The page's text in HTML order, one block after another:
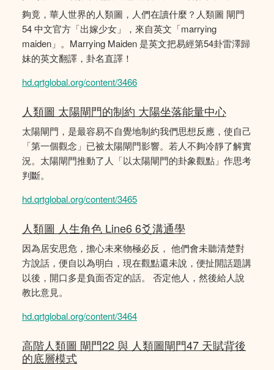
夠竟，華人世界的人類圖，人們在讀什麼？人類圖 閘門
54 中文官方「出嫁少女」，來自英文「marrying
maiden」。Marrying Maiden 是英文把易經第54卦雷澤歸
妹的英文翻譯，卦名直譯！
hd.qrtglobal.org/content/3466
人類圖 太陽閘門的制約 大陽坐落能量中心
太陽閘門，是最容易不自覺地制約我們思想反應，使自己
「第一個觀念」已被太陽閘門影響。若人不夠冷靜了解實
況。太陽閘門推動了人「以太陽閘門的卦象觀點」作思考
判斷。
hd.qrtglobal.org/content/3465
人類圖 人生角色 Line6 6爻溝通學
因為居安思危，擔心未來物極必反， 他們會未聽清楚對
方說話，便自以為明白，現在觀點還未說，便扯開話題講
以後，開口多是負面否定的話。 否定他人，然後給人說
教比意見。
hd.qrtglobal.org/content/3464
高階人類圖 閘門22 與 人類圖閘門47 天賦背後
的底層模式